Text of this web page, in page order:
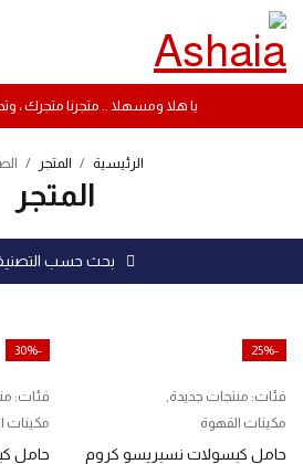
يا هلا ومسهلا .. متجرنا متجرك ،
الرئيسية / المتجر /
المتجر
بحث حسب
-25%
فئات: منتجات جديدة,
مكينات القهوة
حامل كبسولات نسبريسو كروم
-30%
فئات:
مكينات
حامل